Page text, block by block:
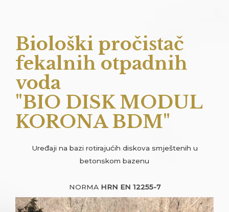
Biološki pročistač
fekalnih otpadnih
voda
"BIO DISK MODUL
KORONA BDM"
Uređaji na bazi rotirajućih diskova smještenih u
betonskom bazenu
NORMA HRN EN 12255-7